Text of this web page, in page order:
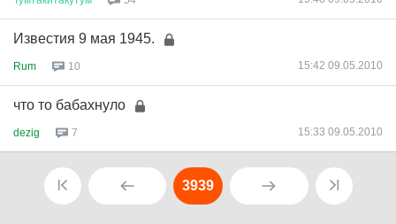
Известия 9 мая 1945.
Rum 10 15:42 09.05.2010
что то бабахнуло
dezig 7 15:33 09.05.2010
3939